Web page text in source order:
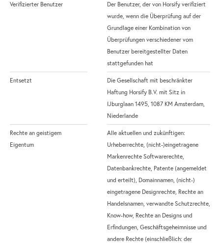
Verifizierter Benutzer
Der Benutzer, der von Horsify verifiziert
wurde, wenn die Überprüfung auf der
Grundlage einer Kombination von
Überprüfungen verschiedener vom
Benutzer bereitgestellter Daten
stattgefunden hat
Entsetzt
Die Gesellschaft mit beschränkter
Haftung Horsify B.V. mit Sitz in
IJburglaan 1495, 1087 KM Amsterdam,
Niederlande
Rechte an geistigem
Eigentum
Alle aktuellen und zukünftigen:
Urheberrechte, (nicht-)eingetragene
Markenrechte Softwarerechte,
Datenbankrechte, Patente (angemeldet
und erteilt), Domainnamen, (nicht-)
eingetragene Designrechte, Rechte an
Handelsnamen, verwandte Schutzrechte,
Know-how, Rechte an Designs und
Erfindungen, Geschäftsgeheimnisse und
andere Rechte (einschließlich: der